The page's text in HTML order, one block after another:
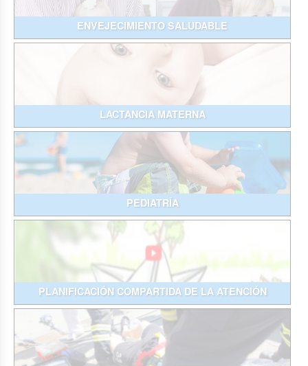
ENVEJECIMIENTO SALUDABLE
LACTANCIA MATERNA
PEDIATRÍA
PLANIFICACIÓN COMPARTIDA DE LA ATENCIÓN